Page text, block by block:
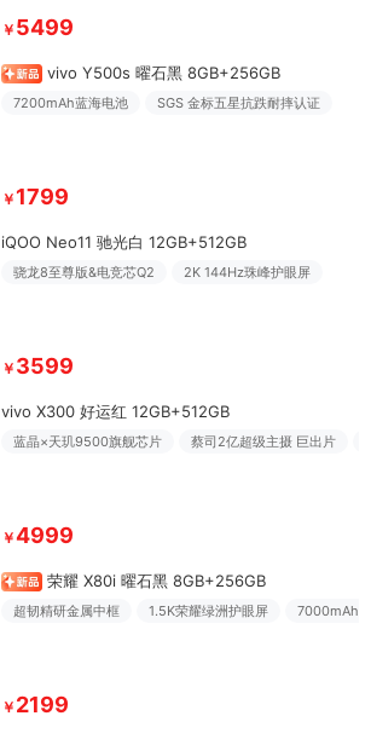
￥ 5499
vivo Y500s 曜石黑 8GB+256GB
7200mAh蓝海电池 SGS 金标五星抗跌耐摔认证
￥ 1799
iQOO Neo11 驰光白 12GB+512GB
骁龙8至尊版&电竞芯Q2 2K 144Hz珠峰护眼屏
￥ 3599
vivo X300 好运红 12GB+512GB
蓝晶×天玑9500旗舰芯片 蔡司2亿超级主摄 巨出片
￥4999
荣耀 X80i 曜石黑 8GB+256GB
超韧精研金属中框 1.5K荣耀绿洲护眼屏 7000mAh
￥ 2199